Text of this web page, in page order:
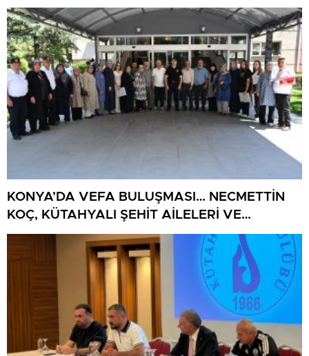
BULUŞUYOR
KONYA’DA VEFA BULUŞMASI… NECMETTİN
KOÇ, KÜTAHYALI ŞEHİT AİLELERİ VE
GAZİLERİ AĞIRLADI